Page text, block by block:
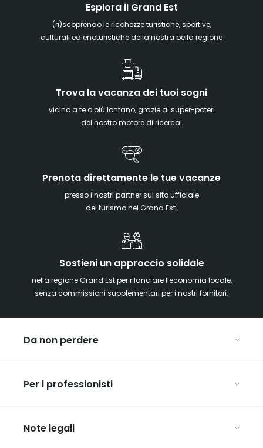
Esplora il Grand Est
(ri)scoprendo le ricchezze turistiche, sportive,
culturali ed enoturistiche della nostra bella regione
Trova la vacanza dei tuoi sogni
vicino a te o più lontano, grazie ai super-poteri
del nostro motore di ricerca!
Prenota direttamente le tue vacanze
presso i nostri partner sul sito ufficiale
del turismo nel Grand Est.
Sostieni un approccio solidale
nella regione Grand Est per rilanciare l’economia locale,
senza commissioni supplementari per i nostri fornitori.
Da non perdere
Alsazia
Ardenne
Champagne
Per i professionisti
Organizzate il vostro viaggio di gruppo
Note legali